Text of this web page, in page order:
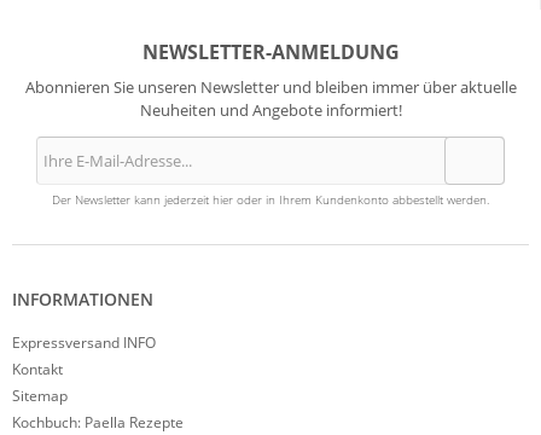
NEWSLETTER-ANMELDUNG
Abonnieren Sie unseren Newsletter und bleiben immer über aktuelle
Neuheiten und Angebote informiert!
Der Newsletter kann jederzeit hier oder in Ihrem Kundenkonto abbestellt werden.
INFORMATIONEN
Expressversand INFO
Kontakt
Sitemap
Kochbuch: Paella Rezepte